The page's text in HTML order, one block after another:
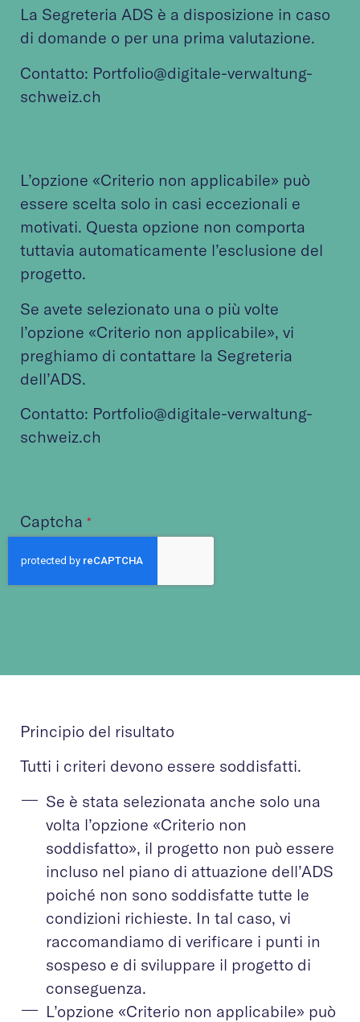
La Segreteria ADS è a disposizione in caso
di domande o per una prima valutazione.
Contatto: Portfolio@digitale-verwaltung-
schweiz.ch
L’opzione «Criterio non applicabile» può
essere scelta solo in casi eccezionali e
motivati. Questa opzione non comporta
tuttavia automaticamente l’esclusione del
progetto.
Se avete selezionato una o più volte
l’opzione «Criterio non applicabile», vi
preghiamo di contattare la Segreteria
dell’ADS.
Contatto: Portfolio@digitale-verwaltung-
schweiz.ch
Captcha *
Principio del risultato
Tutti i criteri devono essere soddisfatti.
Se è stata selezionata anche solo una
volta l’opzione «Criterio non
soddisfatto», il progetto non può essere
incluso nel piano di attuazione dell’ADS
poiché non sono soddisfatte tutte le
condizioni richieste. In tal caso, vi
raccomandiamo di verificare i punti in
sospeso e di sviluppare il progetto di
conseguenza.
L’opzione «Criterio non applicabile» può